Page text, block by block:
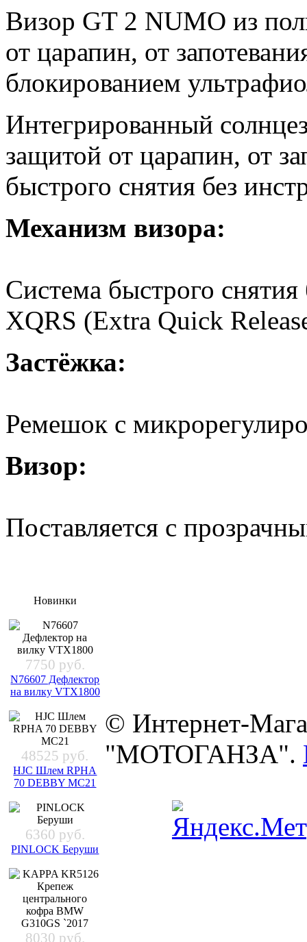
Визор GT 2 NUMO из
от царапин, от
блокированием
Интегрированный
защитой от царапин, от
быстрого снятия без
Механизм визора:
Система быстрого снятия
XQRS (Extra Quick
Застёжка:
Ремешок с
Визор:
Поставляется с
Новинки
7750 руб.
N76607 Дефлектор
на вилку VTX1800
48525 руб.
HJC Шлем RPHA
70 DEBBY MC21
6360 руб.
PINLOCK Беруши
8030 руб.
© Интернет-
"МОТОГАНЗА".